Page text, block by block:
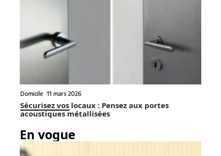
Domicile 11 mars 2026
Sécurisez vos locaux : Pensez aux portes
acoustiques métallisées
En vogue